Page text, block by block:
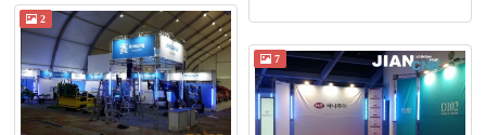
2
7